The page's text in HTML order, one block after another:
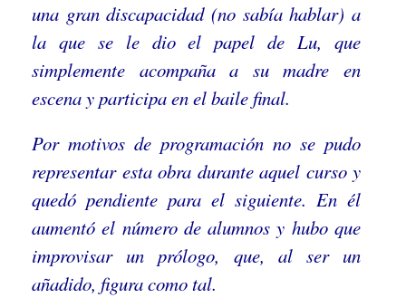
una gran discapacidad (no sabía hablar) a
la que se le dio el papel de Lu, que
simplemente acompaña a su madre en
escena y participa en el baile final.
Por motivos de programación no se pudo
representar esta obra durante aquel curso y
quedó pendiente para el siguiente. En él
aumentó el número de alumnos y hubo que
improvisar un prólogo, que, al ser un
añadido, figura como tal.